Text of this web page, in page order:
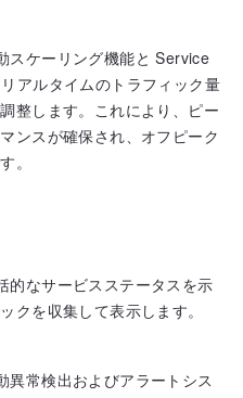
スケーリング機能と Service
アルタイムのトラフィック量
整します。これにより、ピー
ンスが確保され、オフピーク
。
的なサービスステータスを示
クを収集して表示します。
異常検出およびアラートシス